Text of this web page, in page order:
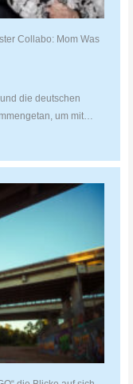
Collabo: Mom Was
die deutschen
um mit…